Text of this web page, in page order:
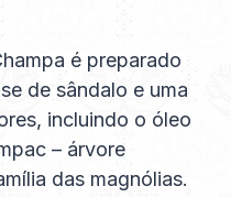
é preparado
de sândalo e uma
incluindo o óleo
– árvore
das magnólias.